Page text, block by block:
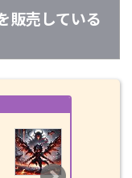
販売している